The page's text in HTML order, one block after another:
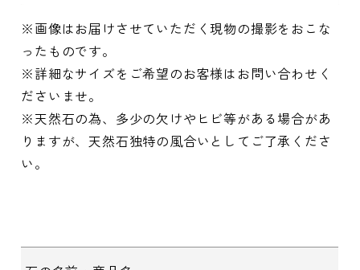
※画像はお届けさせていただく現物の撮影をおこな
ったものです。
※詳細なサイズをご希望のお客様はお問い合わせく
ださいませ。
※天然石の為、多少の欠けやヒビ等がある場合があ
りますが、天然石独特の風合いとしてご了承くださ
い。